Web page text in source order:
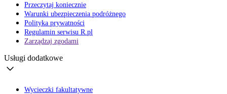
Przeczytaj koniecznie
Warunki ubezpieczenia podróżnego
Polityka prywatności
Regulamin serwisu R.pl
Zarządzaj zgodami
Usługi dodatkowe
Wycieczki fakultatywne